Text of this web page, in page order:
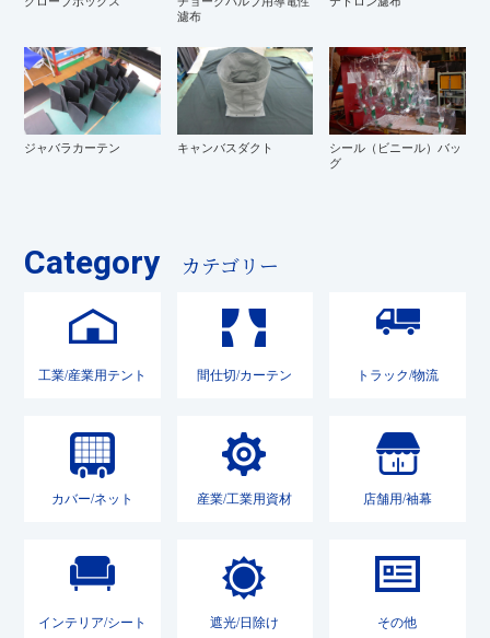
濾布
ジャバラカーテン キャンバスダクト
シール（ビニール）バッ
グ
Category カテゴリー
工業/産業用テント 間仕切/カーテン トラック/物流
カバー/ネット 産業/工業用資材 店舗用/袖幕
インテリア/シート 遮光/日除け その他